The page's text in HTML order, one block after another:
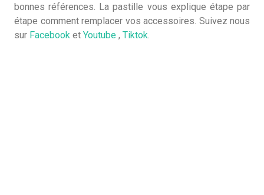
bonnes références. La pastille vous explique étape par
étape comment remplacer vos accessoires. Suivez nous
sur Facebook et Youtube , Tiktok.